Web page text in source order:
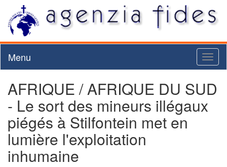
Menu
AFRIQUE / AFRIQUE DU SUD
- Le sort des mineurs illégaux
piégés à Stilfontein met en
lumière l'exploitation
inhumaine